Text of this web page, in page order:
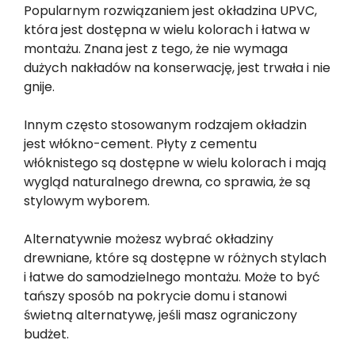
Popularnym rozwiązaniem jest okładzina UPVC,
która jest dostępna w wielu kolorach i łatwa w
montażu. Znana jest z tego, że nie wymaga
dużych nakładów na konserwację, jest trwała i nie
gnije.
Innym często stosowanym rodzajem okładzin
jest włókno-cement. Płyty z cementu
włóknistego są dostępne w wielu kolorach i mają
wygląd naturalnego drewna, co sprawia, że są
stylowym wyborem.
Alternatywnie możesz wybrać okładziny
drewniane, które są dostępne w różnych stylach
i łatwe do samodzielnego montażu. Może to być
tańszy sposób na pokrycie domu i stanowi
świetną alternatywę, jeśli masz ograniczony
budżet.